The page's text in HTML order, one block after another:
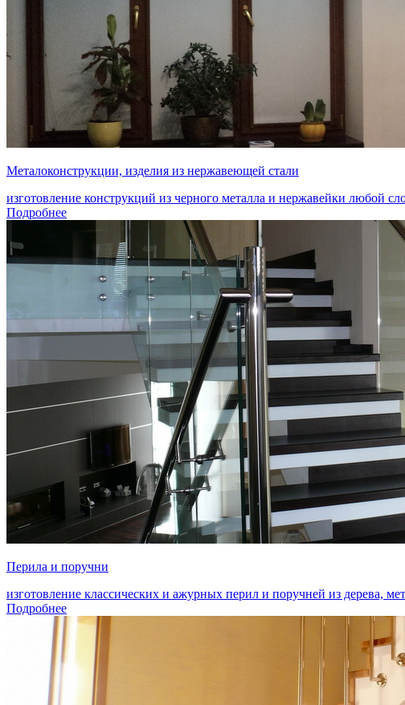
Металоконструкции, изделия из нержавеющей стали
изготовление конструкций из черного металла и нержавейки любой
Подробнее
Перила и поручни
изготовление классических и ажурных перил и поручней из дерева,
Подробнее